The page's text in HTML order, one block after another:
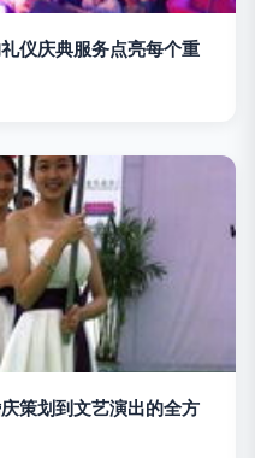
仪庆典服务点亮每个重
策划到文艺演出的全方